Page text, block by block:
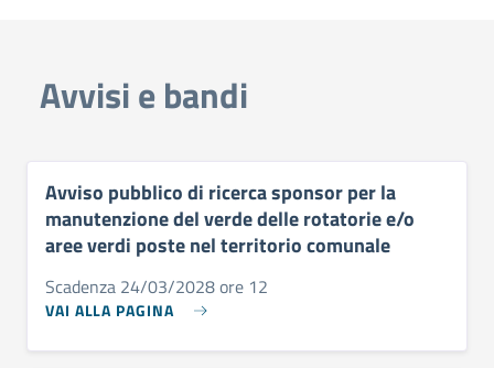
Avvisi e bandi
Avviso pubblico di ricerca sponsor per la
manutenzione del verde delle rotatorie e/o
aree verdi poste nel territorio comunale
Scadenza 24/03/2028 ore 12
VAI ALLA PAGINA